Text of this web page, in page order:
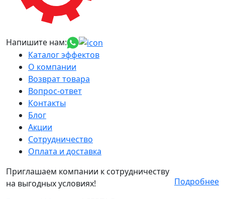
Напишите нам:
Каталог эффектов
О компании
Возврат товара
Вопрос-ответ
Контакты
Блог
Акции
Сотрудничество
Оплата и доставка
Приглашаем компании к сотрудничеству
на выгодных условиях!
Подробнее